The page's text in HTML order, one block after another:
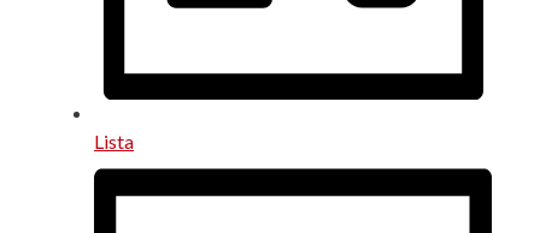
Lista